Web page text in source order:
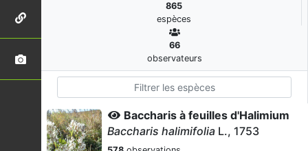
865
espèces
66
observateurs
Baccharis à feuilles d'Halimium
Baccharis halimifolia L., 1753